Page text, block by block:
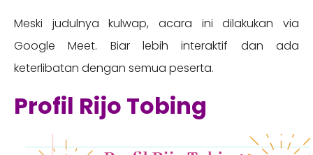
Meski judulnya kulwap, acara ini dilakukan via
Google Meet. Biar lebih interaktif dan ada
keterlibatan dengan semua peserta.
Profil Rijo Tobing